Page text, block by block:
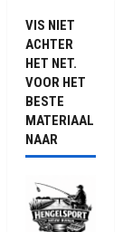
VIS NIET
ACHTER
HET NET.
VOOR HET
BESTE
MATERIAAL
NAAR